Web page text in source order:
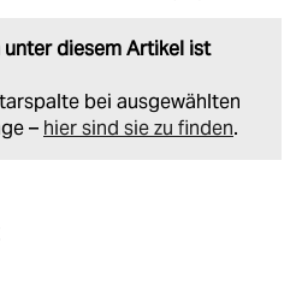
diesem Artikel ist
bei ausgewählten
– hier sind sie zu finden.